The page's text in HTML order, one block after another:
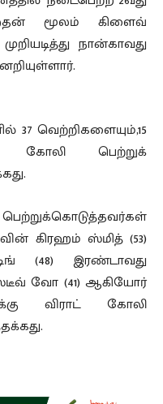
மூலம் கிளைவ்
நான்காவது
37 வெற்றிகளையும்,15
கோலி பெற்றுக்
கிரஹம் ஸ்மித் (53)
(48) இரண்டாவது
வோ (41) ஆகியோர்
விராட் கோலி